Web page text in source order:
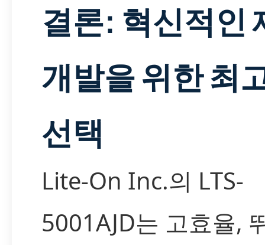
결론: 혁신적인
개발을 위한 최
선택
Lite-On Inc.의 LTS-
5001AJD는 고효율,